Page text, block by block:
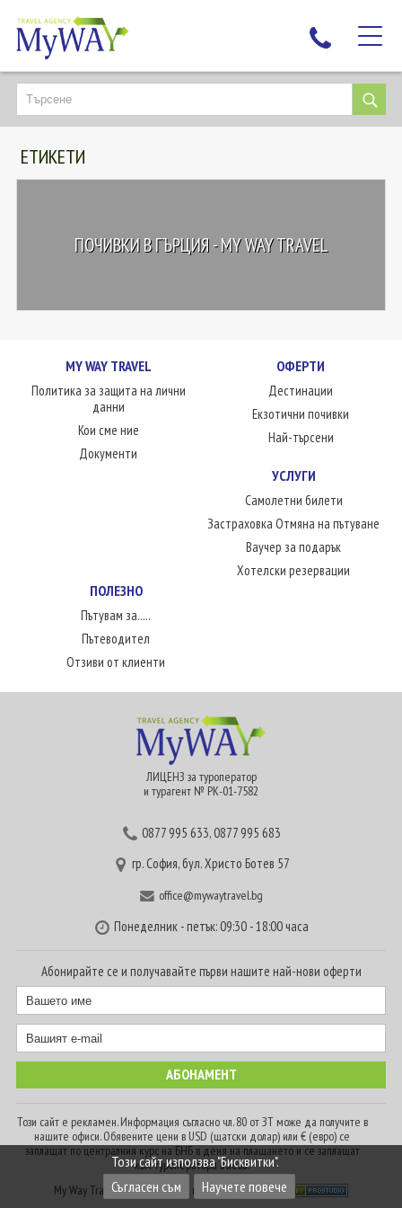
НАЙ-ТЪРСЕНИ
ДЕСТИНАЦИИ
ЕКЗОТИЧНИ ПОЧИВКИ
НОВА ГОДИНА
ЛЮБОПИТНО
КОНТАКТИ
ЕТИКЕТИ
ПОЧИВКИ В ГЪРЦИЯ - MY WAY TRAVEL
MY WAY TRAVEL
Политика за защита на лични
данни
Кои сме ние
Документи
ОФЕРТИ
Дестинации
Екзотични почивки
Най-търсени
УСЛУГИ
Самолетни билети
Застраховка Отмяна на пътуване
Ваучер за подарък
Хотелски резервации
ПОЛЕЗНО
Пътувам за.....
Пътеводител
Отзиви от клиенти
ЛИЦЕНЗ за туроператор
и турагент № РК-01-7582
0877 995 633,0877 995 683
гр. София, бул. Христо Ботев 57
office@mywaytravel.bg
Понеделник - петък: 09:30 - 18:00 часа
Абонирайте се и получавайте първи нашите най-нови оферти
Този сайт е рекламен. Информация съгласно чл. 80 от ЗТ може да получите в
нашите офиси. Обявените цени в USD (щатски долар) или € (евро) се
заплащат по централния курс на БНБ в деня на плащането и се заплащат
към туроператора в лева.
My Way Travel © 2016. Всички права запазени
Този сайт използва "Бисквитки".
Съгласен съм
Научете повече